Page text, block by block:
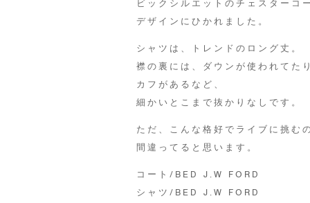
ビックシルエットのチェスターコ
デザインにひかれました。
シャツは、トレンドのロング丈。
襟の裏には、ダウンが使われてたり
カフがあるなど、
細かいとこまで抜かりなしです。
ただ、こんな格好でライブに挑む
間違ってると思います。
コート/BED J.W FORD
シャツ/BED J.W FORD